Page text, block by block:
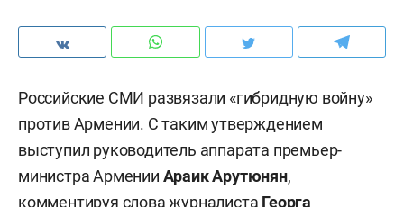
Российские СМИ развязали «гибридную войну»
против Армении. С таким утверждением
выступил руководитель аппарата премьер-
министра Армении Араик Арутюнян,
комментируя слова журналиста Георга